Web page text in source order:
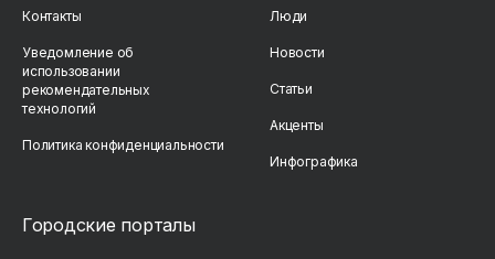
Контакты
Уведомление об
использовании
рекомендательных
технологий
Политика конфиденциальности
Люди
Новости
Статьи
Акценты
Инфографика
Городские порталы